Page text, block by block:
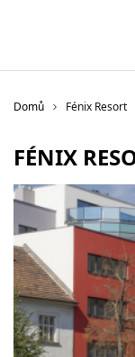
Domů Fénix Resort
FÉNIX